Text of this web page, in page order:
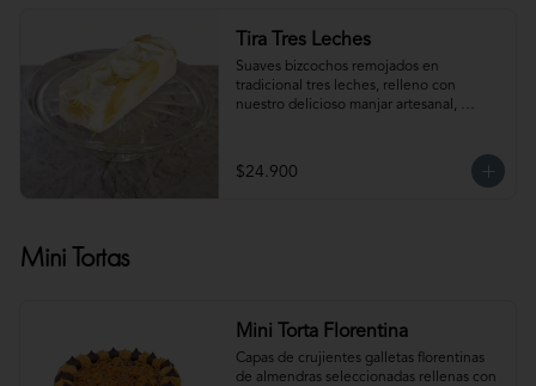
Tira Tres Leches
Suaves bizcochos remojados en
tradicional tres leches, relleno con
nuestro delicioso manjar artesanal,
recomienda descongelar de 2 horas a
temperatura ambiente antes de servir.
$24.900
Mini Tortas
Mini Torta Florentina
Capas de crujientes galletas florentinas
de almendras seleccionadas rellenas con